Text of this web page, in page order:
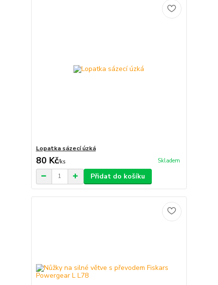
Lopatka sázecí úzká
80 Kč/ks Skladem
Přidat do košíku